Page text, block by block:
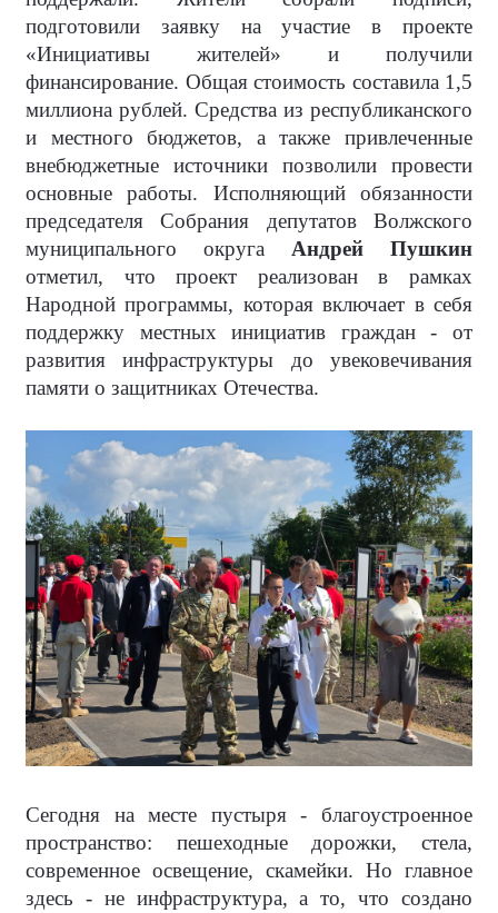
подготовили заявку на участие в проекте
«Инициативы жителей» и получили
финансирование. Общая стоимость составила 1,5
миллиона рублей. Средства из республиканского
и местного бюджетов, а также привлеченные
внебюджетные источники позволили провести
основные работы. Исполняющий обязанности
председателя Собрания депутатов Волжского
муниципального округа Андрей Пушкин
отметил, что проект реализован в рамках
Народной программы, которая включает в себя
поддержку местных инициатив граждан - от
развития инфраструктуры до увековечивания
памяти о защитниках Отечества.
Сегодня на месте пустыря - благоустроенное
пространство: пешеходные дорожки, стела,
современное освещение, скамейки. Но главное
здесь - не инфраструктура, а то, что создано